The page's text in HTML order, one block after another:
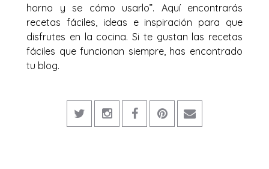
horno y se cómo usarlo”. Aquí encontrarás
recetas fáciles, ideas e inspiración para que
disfrutes en la cocina. Si te gustan las recetas
fáciles que funcionan siempre, has encontrado
tu blog.